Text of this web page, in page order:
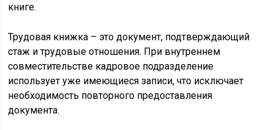
книге.
Трудовая книжка – это документ, подтверждающий
стаж и трудовые отношения. При внутреннем
совместительстве кадровое подразделение
использует уже имеющиеся записи, что исключает
необходимость повторного предоставления
документа.